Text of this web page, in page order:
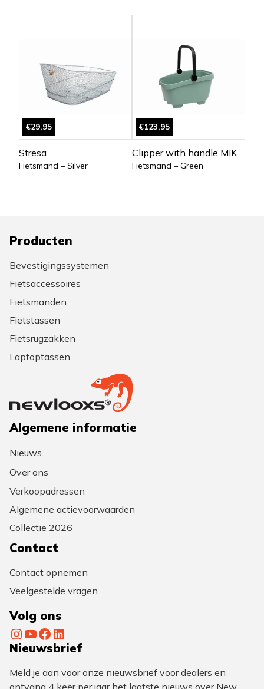
€29,95
Stresa
Fietsmand – Silver
€123,95
Clipper with handle MIK
Fietsmand – Green
Producten
Bevestigingssystemen
Fietsaccessoires
Fietsmanden
Fietstassen
Fietsrugzakken
Laptoptassen
Algemene informatie
Nieuws
Over ons
Verkoopadressen
Algemene actievoorwaarden
Collectie 2026
Contact
Contact opnemen
Veelgestelde vragen
Volg ons
InstagramYouTube Facebook LinkedIn
Nieuwsbrief
Meld je aan voor onze nieuwsbrief voor dealers en
ontvang 4 keer per jaar het laatste nieuws over New